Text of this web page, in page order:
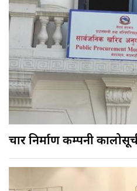
चार निर्माण कम्पनी